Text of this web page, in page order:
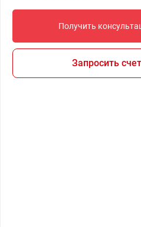
Получить
Запросить счет